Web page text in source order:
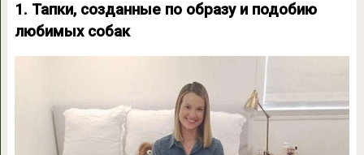
1. Тапки, созданные по образу и подобию
любимых собак